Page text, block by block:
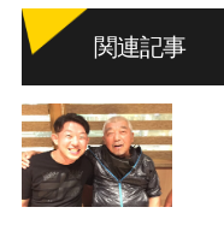
関連記事